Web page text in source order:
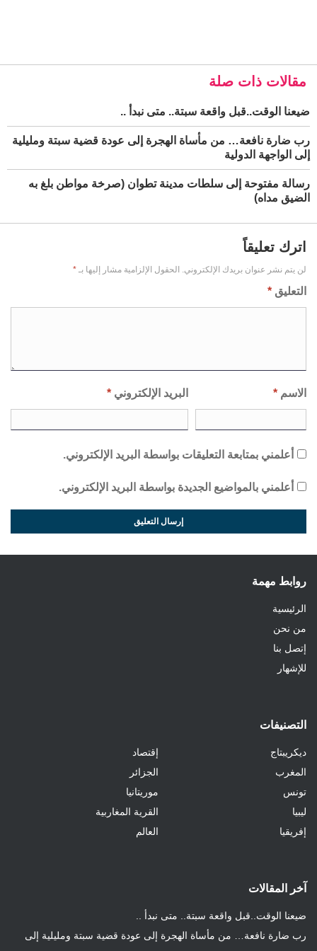
مقالات ذات صلة
ضيعنا الوقت..قبل واقعة سبتة.. متى نبدأ ..
رب ضارة نافعة… من مأساة الهجرة إلى عودة قضية سبتة ومليلية
إلى الواجهة الدولية
رسالة مفتوحة إلى سلطات مدينة تطوان (صرخة مواطن بلغ به
الضيق مداه)
اترك تعليقاً
لن يتم نشر عنوان بريدك الإلكتروني. الحقول الإلزامية مشار إليها بـ *
التعليق *
الاسم * البريد الإلكتروني*
أعلمني بمتابعة التعليقات بواسطة البريد الإلكتروني.
أعلمني بالمواضيع الجديدة بواسطة البريد الإلكتروني.
روابط مهمة
الرئيسية
من نحن
إتصل بنا
للإشهار
التصنيفات
ديكريبتاج
إقتصاد
المغرب
الجزائر
تونس
موريتانيا
ليبيا
القرية المغاربية
إفريقيا
العالم
آخر المقالات
ضيعنا الوقت..قبل واقعة سبتة.. متى نبدأ ..
رب ضارة نافعة… من مأساة الهجرة إلى عودة قضية سبتة ومليلية إلى